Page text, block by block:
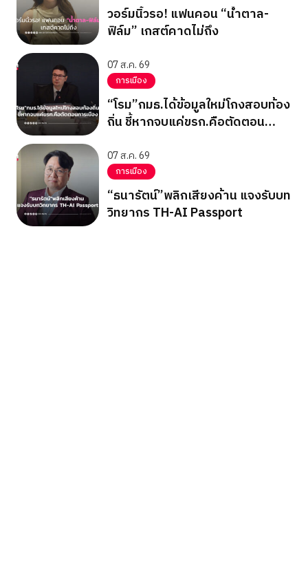
วอร์มนิ้วรอ! แฟนคอน “น้ำตาล-
ฟิล์ม” เกสต์คาดไม่ถึง
07 ส.ค. 69
การเมือง
“โรม”กมธ.ได้ข้อมูลใหม่โกงสอบท้อง
ถิ่น ชี้หากจบแค่ขรก.คือตัดตอน
07 ส.ค. 69
การเมือง
“ธนารัตน์”พลิกเสียงค้าน แจงรับบท
วิทยากร TH-AI Passport